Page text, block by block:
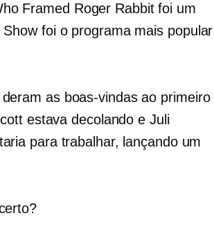
Framed Roger Rabbit foi um
foi o programa mais popular
as boas-vindas ao primeiro
estava decolando e Juli
para trabalhar, lançando um